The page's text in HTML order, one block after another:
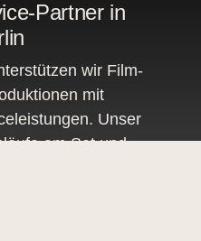
Partnerin
wir Film-
mit
Unser
am Set und